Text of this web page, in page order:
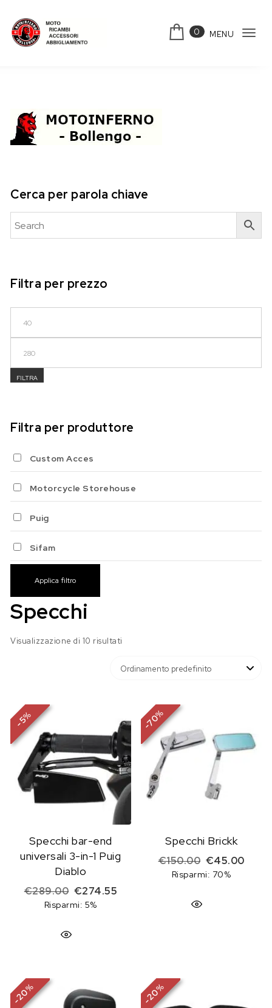
0 MENU
Cerca per parola chiave
Filtra per prezzo
FILTRA
Filtra per produttore
Custom Acces
Motorcycle Storehouse
Puig
Sifam
Applica filtro
Specchi
Visualizzazione di 10 risultati
-
5
%
Specchi bar-end
universali 3-in-1 Puig
Diablo
€289.00 Il prezzo originale era: €289.00.
€274.55
Risparmi: 5%
-
70
%
Specchi Brickk
€150.00 Il prezzo
€45.00Il
Risparmi: 70%
-
20
%
-
20
%